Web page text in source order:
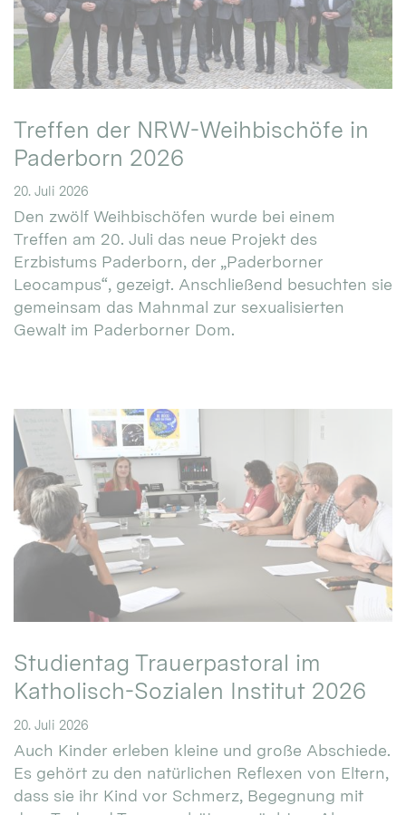
Treffen der NRW-Weihbischöfe in
Paderborn 2026
20. Juli 2026
Den zwölf Weihbischöfen wurde bei einem
Treffen am 20. Juli das neue Projekt des
Erzbistums Paderborn, der „Paderborner
Leocampus“, gezeigt. Anschließend besuchten sie
gemeinsam das Mahnmal zur sexualisierten
Gewalt im Paderborner Dom.
Studientag Trauerpastoral im
Katholisch-Sozialen Institut 2026
20. Juli 2026
Auch Kinder erleben kleine und große Abschiede.
Es gehört zu den natürlichen Reflexen von Eltern,
dass sie ihr Kind vor Schmerz, Begegnung mit